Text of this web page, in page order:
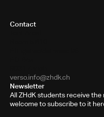
Contact
verso.info@zhdk.ch
Newsletter
All ZHdK students receive
welcome to subscribe to it